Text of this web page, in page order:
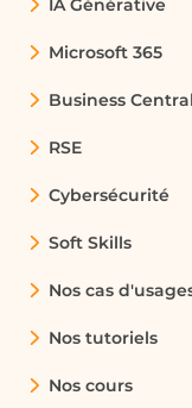
IA Générative
Microsoft 365
Business Central
RSE
Cybersécurité
Soft Skills
Nos cas
Nos tutoriels
Nos cours